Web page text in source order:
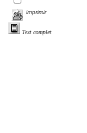
imprimir
Text complet